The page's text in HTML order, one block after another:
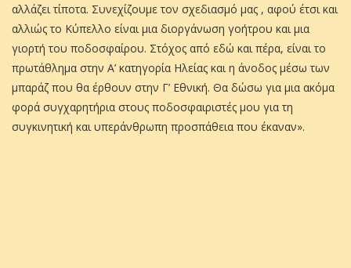
αλλάζει τίποτα. Συνεχίζουμε τον σχεδιασμό μας , αφού έτσι και
αλλιώς το Κύπελλο είναι μια διοργάνωση γοήτρου και μια
γιορτή του ποδοσφαίρου. Στόχος από εδώ και πέρα, είναι το
πρωτάθλημα στην Α’ κατηγορία Ηλείας και η άνοδος μέσω των
μπαράζ που θα έρθουν στην Γ’ Εθνική. Θα δώσω για μια ακόμα
φορά συγχαρητήρια στους ποδοσφαιριστές μου για τη
συγκινητική και υπεράνθρωπη προσπάθεια που έκαναν».